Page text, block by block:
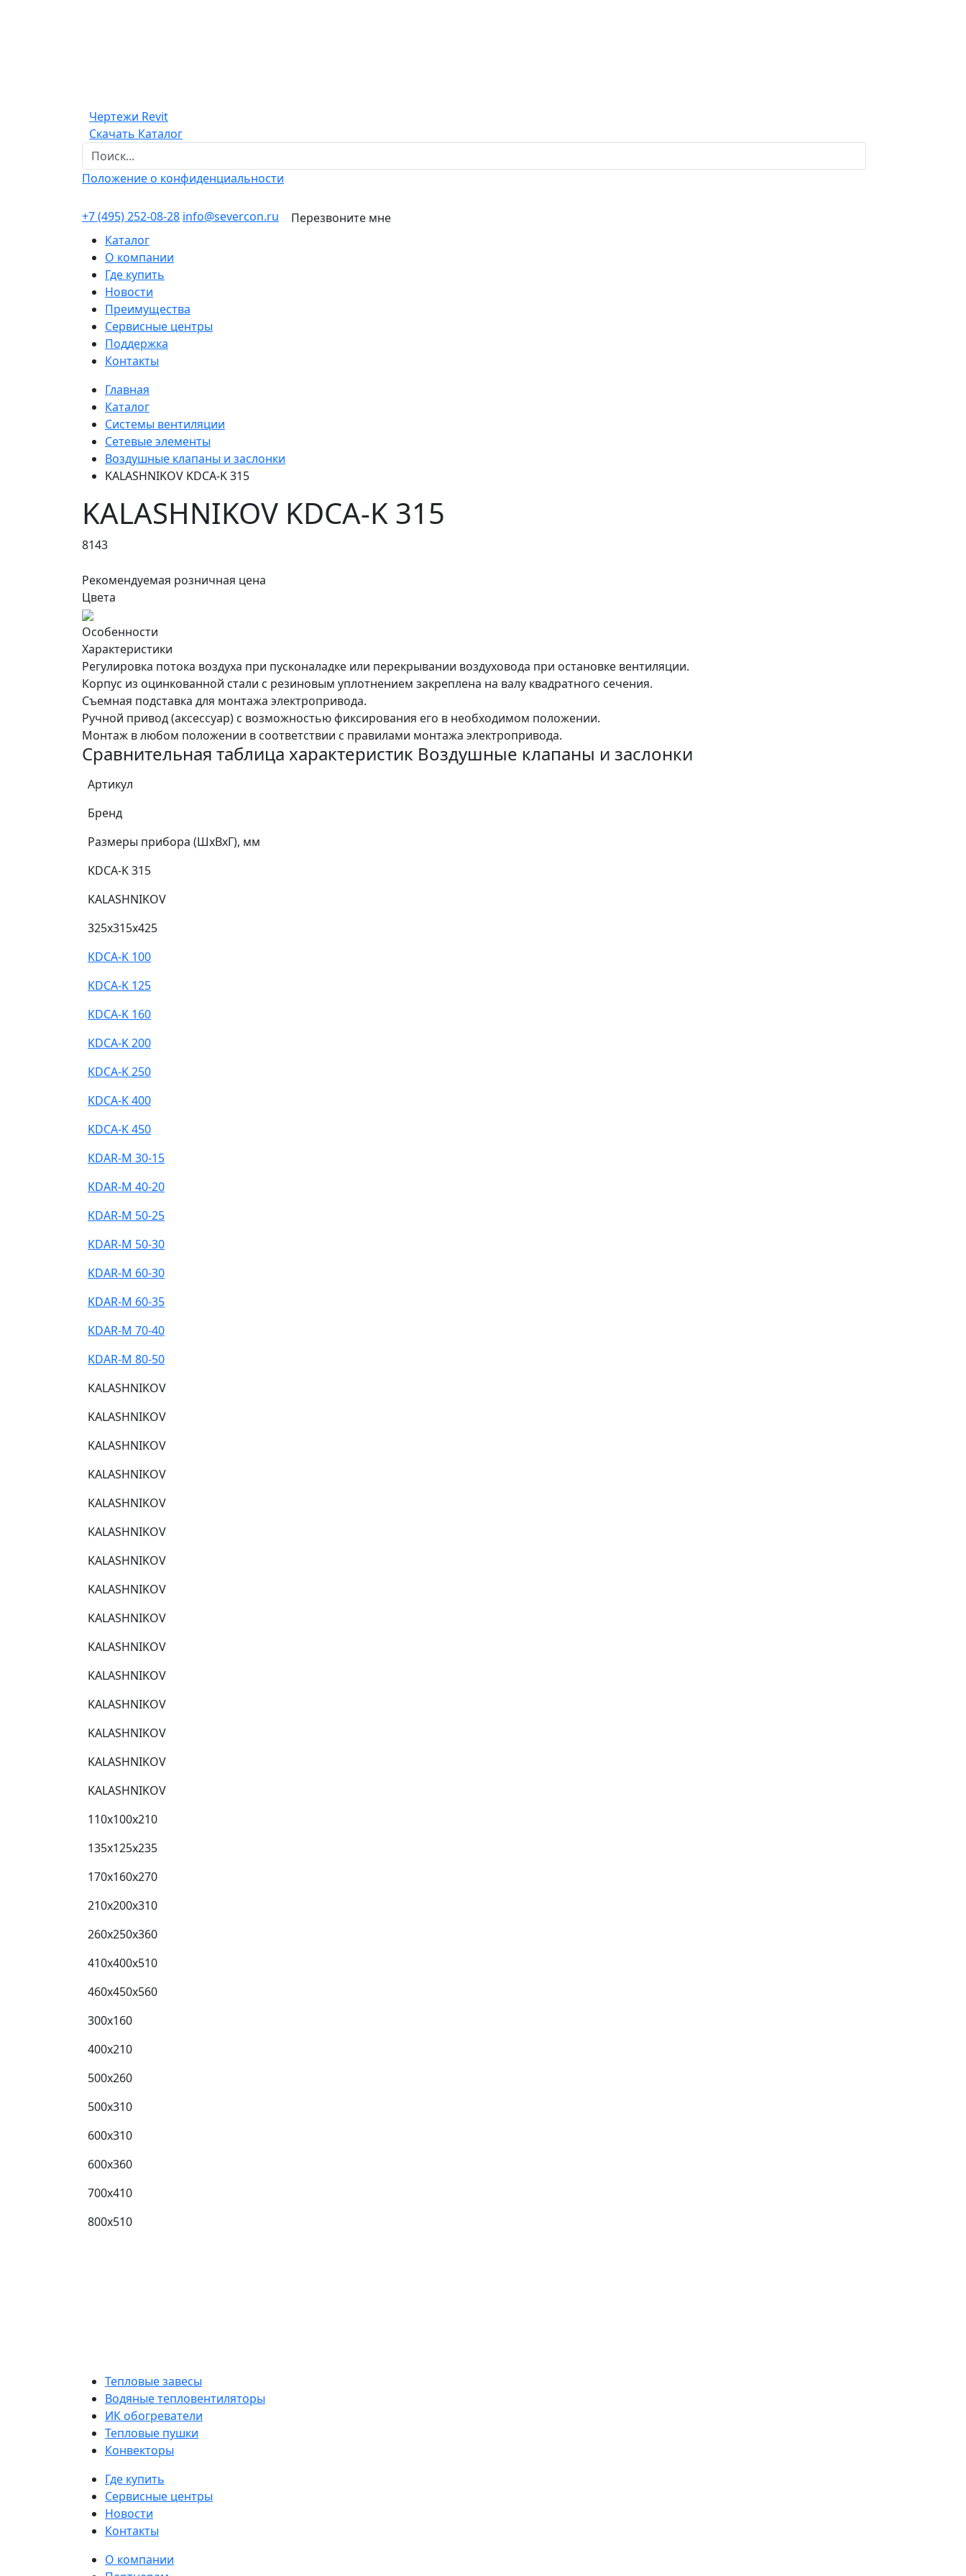
Чертежи Revit
Скачать Каталог
Положение о конфиденциальности
+7 (495) 252-08-28 info@severcon.ru
Перезвоните мне
Каталог
О компании
Где купить
Новости
Преимущества
Сервисные центры
Поддержка
Контакты
Главная
Каталог
Системы вентиляции
Сетевые элементы
Воздушные клапаны и заслонки
KALASHNIKOV KDCA-K 315
KALASHNIKOV KDCA-K 315
8143
Рекомендуемая розничная цена
Цвета
Особенности
Характеристики
Регулировка потока воздуха при пусконаладке или перекрывании воздуховода при остановке вентиляции.
Корпус из оцинкованной стали с резиновым уплотнением закреплена на валу квадратного сечения.
Съемная подставка для монтажа электропривода.
Ручной привод (аксессуар) с возможностью фиксирования его в необходимом положении.
Монтаж в любом положении в соответствии с правилами монтажа электропривода.
Сравнительная таблица характеристик Воздушные клапаны и заслонки
Артикул
Бренд
Размеры прибора (ШхВхГ), мм
KDCA-K 315
KALASHNIKOV
325x315x425
KDCA-K 100
KDCA-K 125
KDCA-K 160
KDCA-K 200
KDCA-K 250
KDCA-K 400
KDCA-K 450
KDAR-M 30-15
KDAR-M 40-20
KDAR-M 50-25
KDAR-M 50-30
KDAR-M 60-30
KDAR-M 60-35
KDAR-M 70-40
KDAR-M 80-50
KALASHNIKOV
KALASHNIKOV
KALASHNIKOV
KALASHNIKOV
KALASHNIKOV
KALASHNIKOV
KALASHNIKOV
KALASHNIKOV
KALASHNIKOV
KALASHNIKOV
KALASHNIKOV
KALASHNIKOV
KALASHNIKOV
KALASHNIKOV
KALASHNIKOV
110x100x210
135x125x235
170x160x270
210x200x310
260x250x360
410x400x510
460x450x560
300x160
400x210
500x260
500x310
600x310
600x360
700x410
800x510
Тепловые завесы
Водяные тепловентиляторы
ИК обогреватели
Тепловые пушки
Конвекторы
Где купить
Сервисные центры
Новости
Контакты
О компании